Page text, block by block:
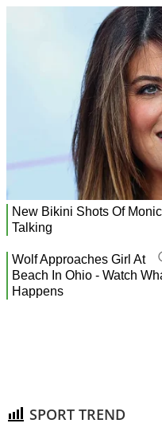
SPORT TREND